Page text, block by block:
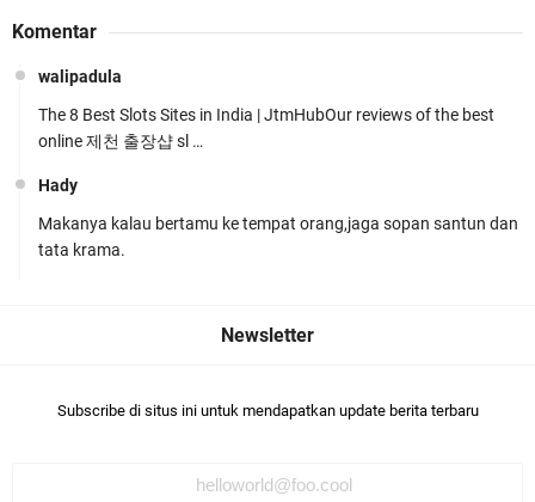
Pelajar SMPN 1 Gerung
Polda NTB Apresiasi BKTM Lelede Sampaikan
Jelang HUT RI Ke_81 LPKA Lombok Tengah
Komentar
walipadula
The 8 Best Slots Sites in India | JtmHubOur reviews of the best
online 제천 출장샵 sl …
Hady
Makanya kalau bertamu ke tempat orang,jaga sopan santun dan
tata krama.
Subscribe di situs ini untuk mendapatkan update berita terbaru